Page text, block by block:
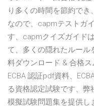
り多くの時間を節約で
なので、capmテストガ
す、capmクイズガイド
て、多くの隠れたルール
料ダウンロード & 合格
ECBA 認証pdf資料、
る資格認定試験です、弊
模擬試験問題集を提供し